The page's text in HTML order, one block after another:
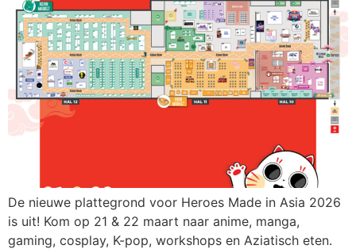
De nieuwe plattegrond voor Heroes Made in Asia 2026
is uit! Kom op 21 & 22 maart naar anime, manga,
gaming, cosplay, K-pop, workshops en Aziatisch eten.